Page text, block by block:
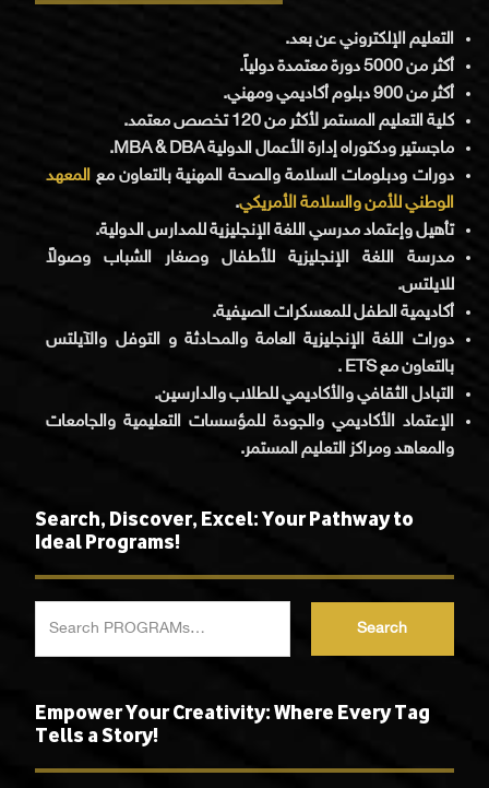
التعليم الإلكتروني عن بعد.
أكثر من 5000 دورة معتمدة دولياً.
أكثر من 900 دبلوم أكاديمي ومهني.
كلية التعليم المستمر لأكثر من 120 تخصص معتمد.
ماجستير ودكتوراه إدارة الأعمال الدولية MBA & DBA.
دورات ودبلومات السلامة والصحة المهنية بالتعاون مع المعهد
الوطني للأمن والسلامة الأمريكي.
تأهيل وإعتماد مدرسي اللغة الإنجليزية للمدارس الدولية.
مدرسة اللغة الإنجليزية للأطفال وصغار الشباب وصولاً
للايلتس.
أكاديمية الطفل للمعسكرات الصيفية.
دورات اللغة الإنجليزية العامة والمحادثة و التوفل والآيلتس
بالتعاون مع ETS .
التبادل الثقافي والأكاديمي للطلاب والدارسين.
الإعتماد الأكاديمي والجودة للمؤسسات التعليمية والجامعات
والمعاهد ومراكز التعليم المستمر.
Search, Discover, Excel: Your Pathway to
Ideal Programs!
Search
Empower Your Creativity: Where Every Tag
Tells a Story!